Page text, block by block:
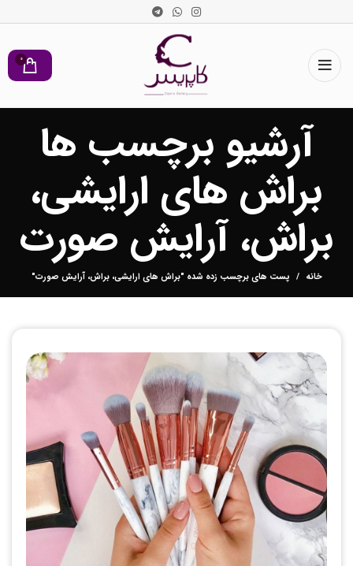
0
آرشیو برچسب ها
براش های ارایشی،
براش، آرایش صورت
خانه پست های برچسب زده شده "براش های ارایشی، براش، آرایش صورت"
کد تخفیف ویژه خرید اولی ها : khardiaval